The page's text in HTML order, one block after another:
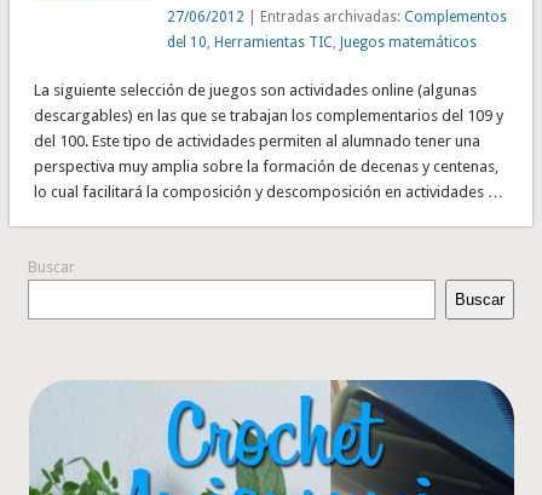
27/06/2012 | Entradas archivadas:Complementos
del 10 ,Herramientas TIC ,Juegos matemáticos
La siguiente selección de juegos son actividades online (algunas
descargables) en las que se trabajan los complementarios del 109 y
del 100. Este tipo de actividades permiten al alumnado tener una
perspectiva muy amplia sobre la formación de decenas y centenas,
lo cual facilitará la composición y descomposición en actividades …
Buscar
Buscar